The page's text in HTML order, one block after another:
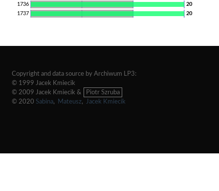
20
1736
20
1737
Copyright and data source by Archiwum LP3:
© 1999 Jacek Kmiecik
© 2009 Jacek Kmiecik &
Piotr Szruba
© 2020 Sabina, Mateusz, Jacek Kmiecik